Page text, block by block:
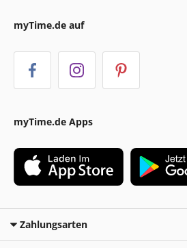
myTime.de auf
myTime.de Apps
Zahlungsarten